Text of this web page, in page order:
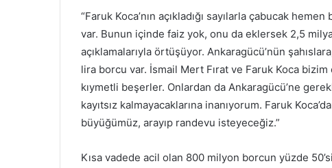
“Faruk Koca’nın açıkladığı sayılarla çabucak
var. Bunun içinde faiz yok, onu da eklersek 2,5
açıklamalarıyla örtüşüyor. Ankaragücü’nün
lira borcu var. İsmail Mert Fırat ve Faruk Koca
kıymetli beşerler. Onlardan da Ankaragücü’ne
kayıtsız kalmayacaklarına inanıyorum. Faruk
büyüğümüz, arayıp randevu isteyeceğiz.”
Kısa vadede acil olan 800 milyon borcun yüzde